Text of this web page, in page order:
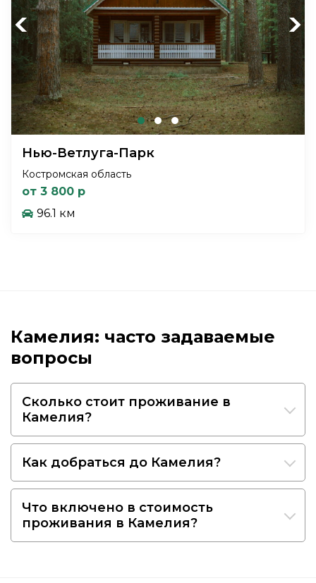
Previous Next
Нью-Ветлуга-Парк
Костромская область
от 3 800 р
96.1 км
Камелия: часто задаваемые
вопросы
Сколько стоит проживание в
Камелия?
Как добраться до Камелия?
Что включено в стоимость
проживания в Камелия?